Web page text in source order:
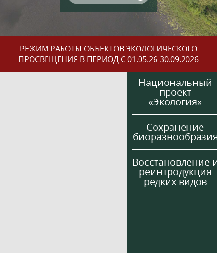
РЕЖИМ РАБОТЫ ОБЪЕКТОВ ЭКОЛОГИЧЕСКОГО
ПРОСВЕЩЕНИЯ В ПЕРИОД С 01.05.26-30.09.2026
Национальный
проект
«Экология»
Сохранение
Восстановление
реинтродукция
редких видов